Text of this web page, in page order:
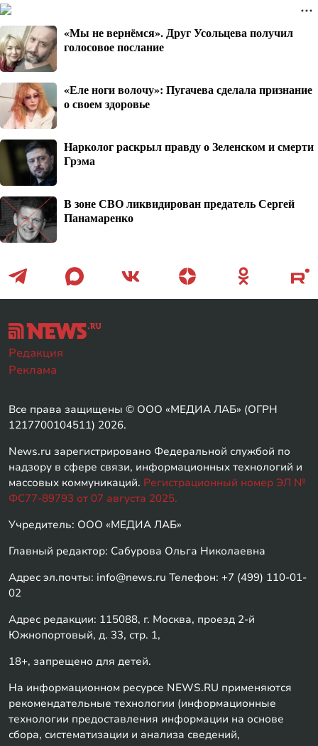
«Мы не вернёмся». Друг Усольцева получил
голосовое послание
«Еле ноги волочу»: Пугачева сделала признание
о своем здоровье
Нарколог раскрыл правду о Зеленском и смерти
Грэма
В зоне СВО ликвидирован предатель Сергей
Панамаренко
Редакция
Реклама
Все права защищены © ООО «МЕДИА ЛАБ» (ОГРН
1217700104511) 2026.
News.ru зарегистрировано Федеральной службой по
надзору в сфере связи, информационных технологий и
массовых коммуникаций. Регистрационный номер ЭЛ №
ФС77-89793 от 07 августа 2025.
Учредитель: ООО «МЕДИА ЛАБ»
Главный редактор: Сабурова Ольга Николаевна
Адрес эл.почты: info@news.ru Телефон: +7 (499) 110-01-
02
Адрес редакции: 115088, г. Москва, проезд 2-й
Южнопортовый, д. 33, стр. 1,
18+, запрещено для детей.
На информационном ресурсе NEWS.RU применяются
рекомендательные технологии (информационные
технологии предоставления информации на основе
сбора, систематизации и анализа сведений,